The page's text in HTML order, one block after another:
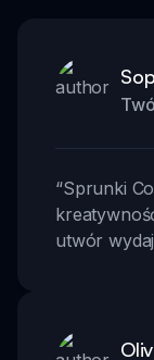
“Sprunki
utwór